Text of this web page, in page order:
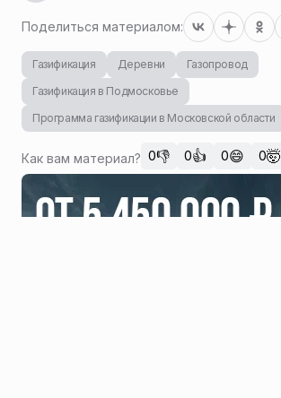
Поделиться материалом:
Газификация Деревни
Газопровод
Газификация в Подмосковье
Программа газификации в Московской области
Как вам материал? 0👎 0👍 0😄 0🤯